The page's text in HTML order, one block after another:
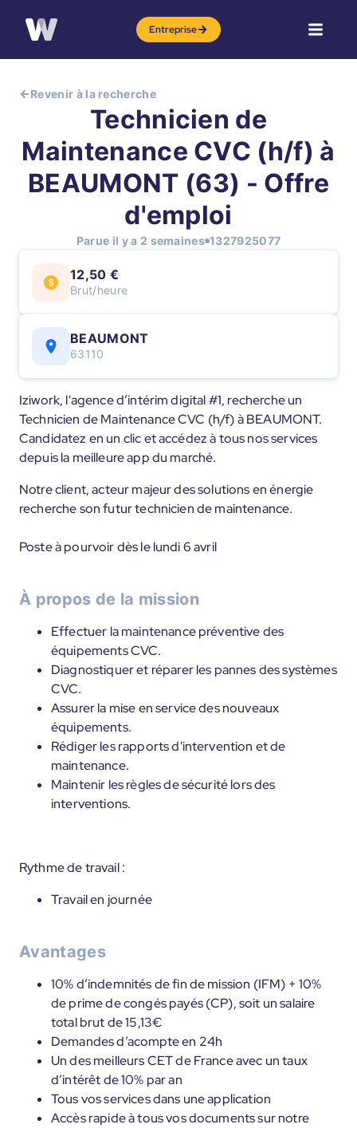
Entreprise
Revenir à la recherche
Technicien de
Maintenance CVC (h/f) à
BEAUMONT (63) - Offre
d'emploi
Parue il y a 2 semaines 1327925077
12,50 €
Brut/heure
BEAUMONT
63110
Iziwork, l'agence d’intérim digital #1, recherche un
Technicien de Maintenance CVC (h/f) à BEAUMONT.
Candidatez en un clic et accédez à tous nos services
depuis la meilleure app du marché.
Notre client, acteur majeur des solutions en énergie
recherche son futur technicien de maintenance.
Poste à pourvoir dès le lundi 6 avril
À propos de la mission
Effectuer la maintenance préventive des
équipements CVC.
Diagnostiquer et réparer les pannes des systèmes
CVC.
Assurer la mise en service des nouveaux
équipements.
Rédiger les rapports d'intervention et de
maintenance.
Maintenir les règles de sécurité lors des
interventions.
Rythme de travail :
Travail en journée
Avantages
10% d’indemnités de fin de mission (IFM) + 10%
de prime de congés payés (CP), soit un salaire
total brut de 15,13€
Demandes d’acompte en 24h
Un des meilleurs CET de France avec un taux
d’intérêt de 10% par an
Tous vos services dans une application
Accès rapide à tous vos documents sur notre